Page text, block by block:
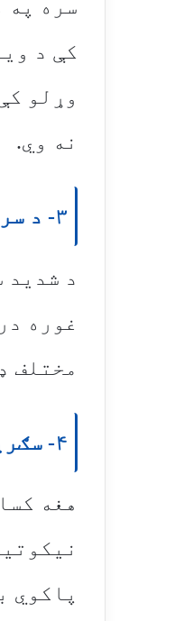
سره په
کې د
وړلو
نه وي.
۳- د سر درد چټک درملنه:
د شدید
غوره
مختلف
۴- سګریټ:
هغه
پاکوي